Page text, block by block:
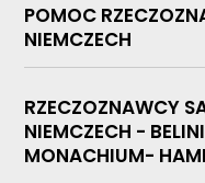
POMOC
NIEMCZECH
RZECZOZNAWCY
NIEMCZECH -
MONACHIUM-